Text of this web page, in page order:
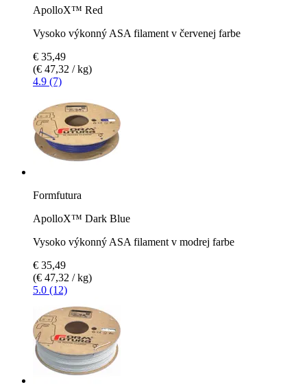
ApolloX™ Red
Vysoko výkonný ASA filament v červenej farbe
€ 35,49
(€ 47,32 / kg)
4.9 (7)
Formfutura
ApolloX™ Dark Blue
Vysoko výkonný ASA filament v modrej farbe
€ 35,49
(€ 47,32 / kg)
5.0 (12)